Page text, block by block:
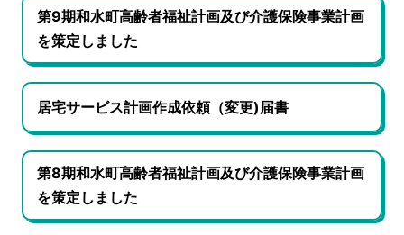
第9期和水町高齢者福祉計画及び介護保険事業計画
を策定しました
居宅サービス計画作成依頼（変更)届書
第8期和水町高齢者福祉計画及び介護保険事業計画
を策定しました